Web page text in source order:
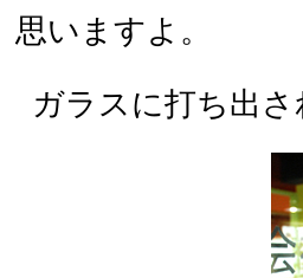
思いますよ。
ガラスに打ち出